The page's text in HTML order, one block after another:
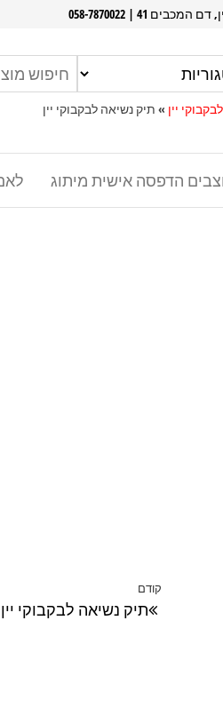
המכבים 41 | 058-7870022
יין » תיק נשיאה לבקבוקי יין
הדפסה אישית מיתוג
הפוסט
הקודם
קודם
תיק נשיאה לבקבוקי יין